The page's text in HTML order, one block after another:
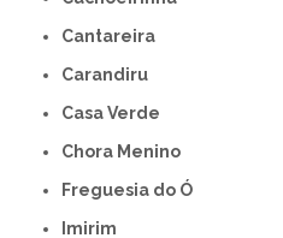
Cantareira
Carandiru
Casa Verde
Chora Menino
Freguesia do Ó
Imirim